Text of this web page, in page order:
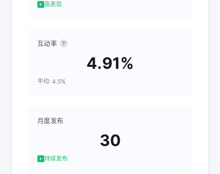
高表现
互动率 ?
4.91%
平均: 4.5%
月度发布
30
持续发布